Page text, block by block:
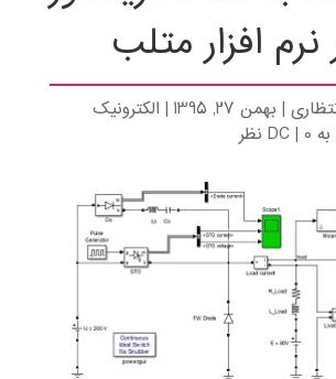
| بهمن 27, 1395 | الکترونیک
|0 نظر